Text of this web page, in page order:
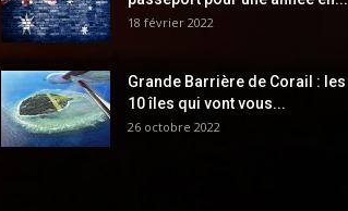
18 février 2022
Grande Barrière de Corail : les
10 îles qui vont vous...
26 octobre 2022